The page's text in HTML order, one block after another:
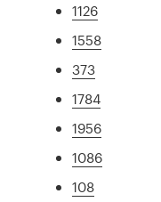
1126
1558
373
1784
1956
1086
108